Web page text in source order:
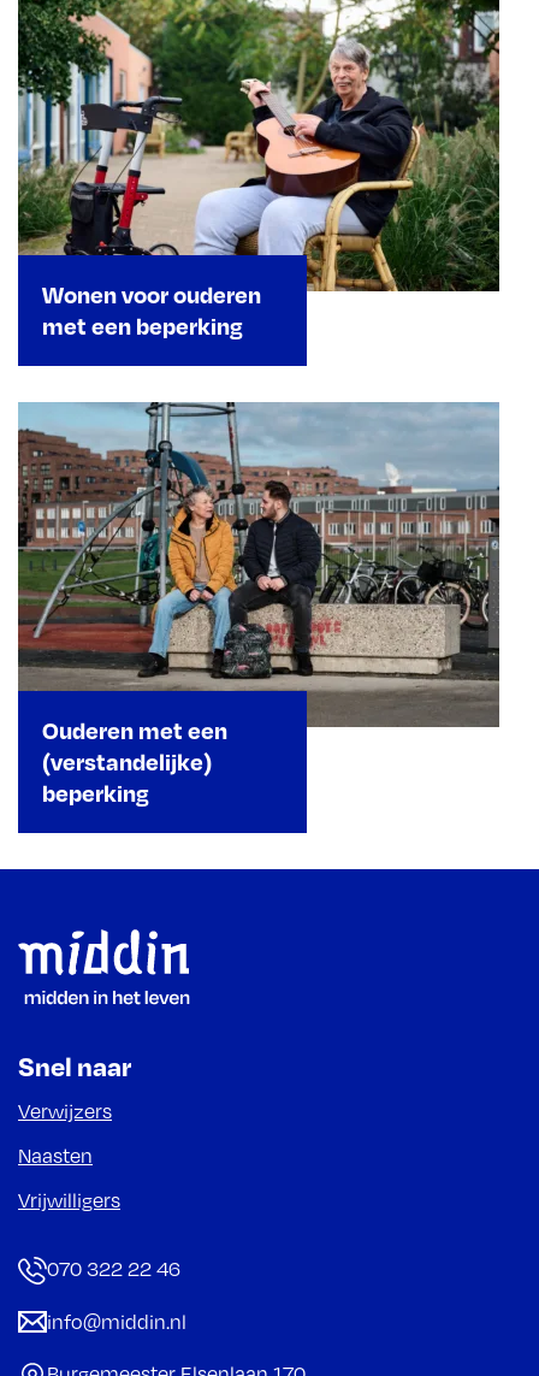
Wonen voor ouderen
met een beperking
Ouderen met een
(verstandelijke)
beperking
Footer
Snel naar
Verwijzers
Naasten
Vrijwilligers
070 322 22 46
info@middin.nl